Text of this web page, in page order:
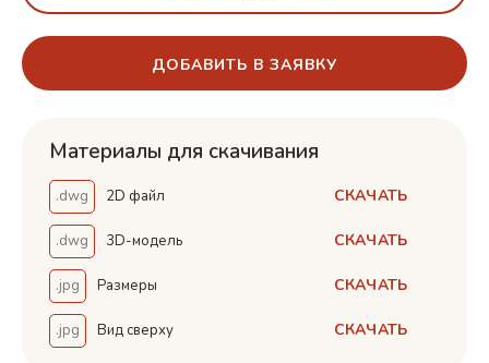
ДОБАВИТЬ В ЗАЯВКУ
Материалы для скачивания
.dwg 2D файл СКАЧАТЬ
.dwg 3D-модель СКАЧАТЬ
.jpg Размеры СКАЧАТЬ
.jpg Вид сверху СКАЧАТЬ